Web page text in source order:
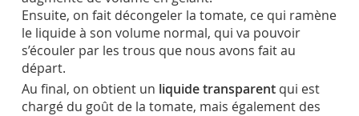
Ensuite, on fait décongeler la tomate, ce qui ramène
le liquide à son volume normal, qui va pouvoir
s’écouler par les trous que nous avons fait au
départ.
Au final, on obtient un liquide transparentqui est
chargé du goût de la tomate, mais également des